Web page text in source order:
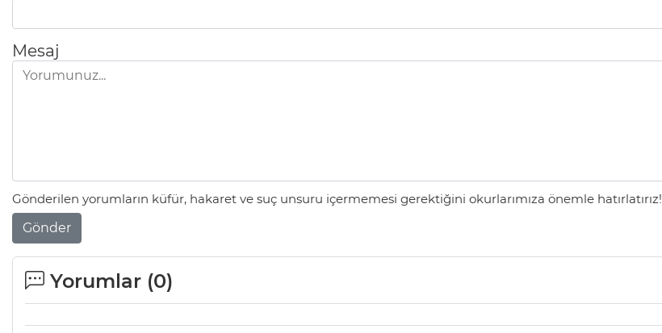
Mesaj
Gönderilen yorumların küfür, hakaret ve suç unsuru içermemesi gerektiğini okurlarımıza önemle hatırlatırız!
Gönder
Yorumlar (0)